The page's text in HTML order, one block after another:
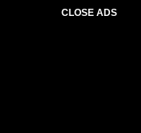
CLOSE ADS